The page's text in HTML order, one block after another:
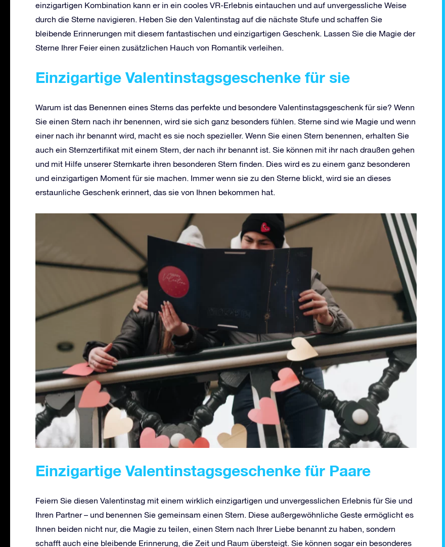
einzigartigen Kombination kann er in ein cooles VR-Erlebnis eintauchen und auf unvergessliche Weise
durch die Sterne navigieren. Heben Sie den Valentinstag auf die nächste Stufe und schaffen Sie
bleibende Erinnerungen mit diesem fantastischen und einzigartigen Geschenk. Lassen Sie die Magie der
Sterne Ihrer Feier einen zusätzlichen Hauch von Romantik verleihen.
Einzigartige Valentinstagsgeschenke für sie
Warum ist das Benennen eines Sterns das perfekte und besondere Valentinstagsgeschenk für sie? Wenn
Sie einen Stern nach ihr benennen, wird sie sich ganz besonders fühlen. Sterne sind wie Magie und wenn
einer nach ihr benannt wird, macht es sie noch spezieller. Wenn Sie einen Stern benennen, erhalten Sie
auch ein Sternzertifikat mit einem Stern, der nach ihr benannt ist. Sie können mit ihr nach draußen gehen
und mit Hilfe unserer Sternkarte ihren besonderen Stern finden. Dies wird es zu einem ganz besonderen
und einzigartigen Moment für sie machen. Immer wenn sie zu den Sterne blickt, wird sie an dieses
erstaunliche Geschenk erinnert, das sie von Ihnen bekommen hat.
Einzigartige Valentinstagsgeschenke für Paare
Feiern Sie diesen Valentinstag mit einem wirklich einzigartigen und unvergesslichen Erlebnis für Sie und
Ihren Partner – und benennen Sie gemeinsam einen Stern. Diese außergewöhnliche Geste ermöglicht es
Ihnen beiden nicht nur, die Magie zu teilen, einen Stern nach Ihrer Liebe benannt zu haben, sondern
schafft auch eine bleibende Erinnerung, die Zeit und Raum übersteigt. Sie können sogar ein besonderes